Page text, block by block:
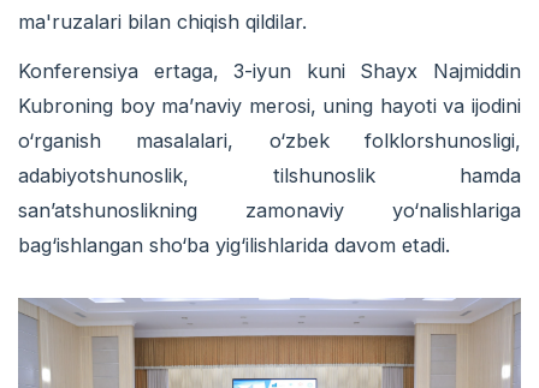
ma'ruzalari bilan chiqish qildilar.
Konferensiya ertaga, 3-iyun kuni Shayx Najmiddin
Kubroning boy ma’naviy merosi, uning hayoti va ijodini
o‘rganish masalalari, o‘zbek folklorshunosligi,
adabiyotshunoslik, tilshunoslik hamda
san’atshunoslikning zamonaviy yo‘nalishlariga
bag‘ishlangan sho‘ba yig‘ilishlarida davom etadi.